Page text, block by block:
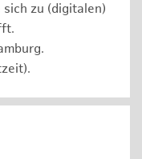
zu (digitalen)